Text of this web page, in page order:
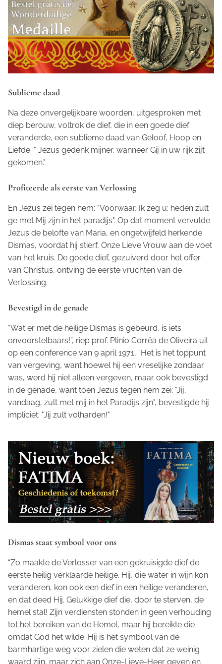
Sublieme daad
Na deze onvergelijkbare woorden, uitgesproken met
diep berouw, voltrok de dief, die in een goede dief
veranderde, een sublieme daad van Geloof, Hoop en
Liefde: " Jezus gedenk mijner, wanneer Gij in uw rijk zijt
gekomen."
Profiteerde als eerste van Verlossing
En Jezus zei tegen hem: "Voorwaar, Ik zeg u: heden zult
ge met Mij zijn in het paradijs". Op dat moment vervulde
Jezus de belofte van Maria, en ongetwijfeld herkende
Dismas, voordat hij stierf, Onze Lieve Vrouw aan de voet
van het kruis. De goede dief, gezuiverd door het offer
van Christus, ontving de eerste vruchten van de
Verlossing.
Bevestigd in de genade
“Wat er met de heilige Dismas is gebeurd, is iets
onvoorstelbaars!”, riep prof. Plinio Corrêa de Oliveira uit
op een conference van 9 april 1971, “Het is het toppunt
van vergeving, want hoewel hij een vreselijke zondaar
was, werd hij niet alleen vergeven, maar ook bevestigd
in de genade, want toen Jezus tegen hem zei: "Jij,
vandaag, zult met mij in het Paradijs zijn", bevestigde hij
impliciet: "Jij zult volharden!"
Dismas staat symbool voor ons
“Zo maakte de Verlosser van een gekruisigde dief de
eerste heilig verklaarde heilige. Hij, die water in wijn kon
veranderen, kon ook een dief in een heilige veranderen,
en dat deed Hij. Gelukkige dief die, door te sterven, de
hemel stal! Zijn verdiensten stonden in geen verhouding
tot het bereiken van de Hemel, maar hij bereikte die
omdat God het wilde. Hij is het symbool van de
barmhartige weg voor zielen die weten dat ze weinig
waard zijn, maar zich aan Onze-Lieve-Heer geven en